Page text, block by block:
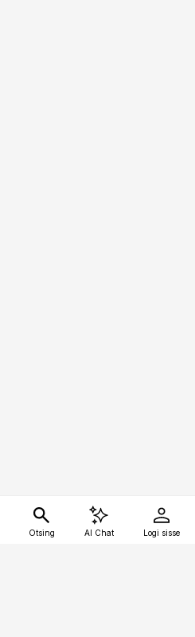
Otsing AI Chat Logi sisse